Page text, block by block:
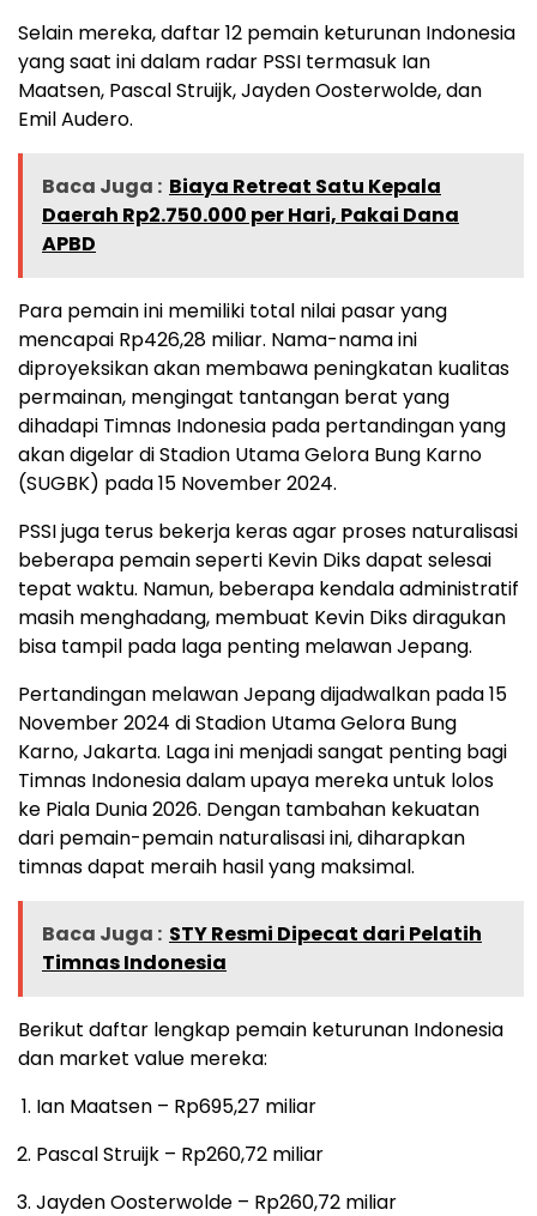
Selain mereka, daftar 12 pemain keturunan Indonesia
yang saat ini dalam radar PSSI termasuk Ian
Maatsen, Pascal Struijk, Jayden Oosterwolde, dan
Emil Audero.
Baca Juga : Biaya Retreat Satu Kepala
Daerah Rp2.750.000 per Hari, Pakai Dana
APBD
Para pemain ini memiliki total nilai pasar yang
mencapai Rp426,28 miliar. Nama-nama ini
diproyeksikan akan membawa peningkatan kualitas
permainan, mengingat tantangan berat yang
dihadapi Timnas Indonesia pada pertandingan yang
akan digelar di Stadion Utama Gelora Bung Karno
(SUGBK) pada 15 November 2024.
PSSI juga terus bekerja keras agar proses naturalisasi
beberapa pemain seperti Kevin Diks dapat selesai
tepat waktu. Namun, beberapa kendala administratif
masih menghadang, membuat Kevin Diks diragukan
bisa tampil pada laga penting melawan Jepang.
Pertandingan melawan Jepang dijadwalkan pada 15
November 2024 di Stadion Utama Gelora Bung
Karno, Jakarta. Laga ini menjadi sangat penting bagi
Timnas Indonesia dalam upaya mereka untuk lolos
ke Piala Dunia 2026. Dengan tambahan kekuatan
dari pemain-pemain naturalisasi ini, diharapkan
timnas dapat meraih hasil yang maksimal.
Baca Juga : STY Resmi Dipecat dari Pelatih
Timnas Indonesia
Berikut daftar lengkap pemain keturunan Indonesia
dan market value mereka:
Ian Maatsen – Rp695,27 miliar
Pascal Struijk – Rp260,72 miliar
Jayden Oosterwolde – Rp260,72 miliar